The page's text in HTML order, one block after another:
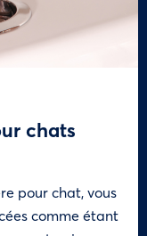
chats
pour chat, vous
comme étant